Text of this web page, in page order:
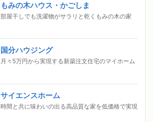
もみの木ハウス・かごしま
部屋干しでも洗濯物がサラリと乾くもみの木の家
国分ハウジング
月々5万円から実現する新築注文住宅のマイホーム
サイエンスホーム
時間と共に味わいの出る高品質な家を低価格で実現